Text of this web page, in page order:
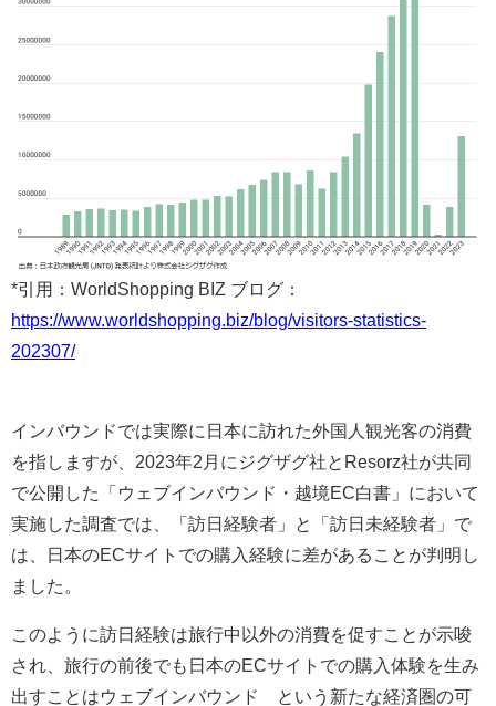
*引用：WorldShopping BIZ ブログ：
https://www.worldshopping.biz/blog/visitors-statistics-
202307/
インバウンドでは実際に日本に訪れた外国人観光客の消費
を指しますが、2023年2月にジグザグ社とResorz社が共同
で公開した「ウェブインバウンド・越境EC白書」において
実施した調査では、「訪日経験者」と「訪日未経験者」で
は、日本のECサイトでの購入経験に差があることが判明し
ました。
このように訪日経験は旅行中以外の消費を促すことが示唆
され、旅行の前後でも日本のECサイトでの購入体験を生み
出すことはウェブインバウンド®︎という新たな経済圏の可